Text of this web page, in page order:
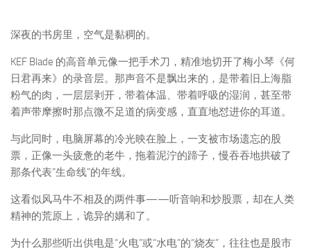
深夜的书房里，空气是黏稠的。
KEF Blade 的高音单元像一把手术刀，精准地切开了梅小琴《何
日君再来》的录音层。那声音不是飘出来的，是带着旧上海脂
粉气的肉，一层层剥开，带着体温、带着呼吸的湿润，甚至带
着声带摩擦时那点微不足道的病变感，直直地怼进你的耳道。
与此同时，电脑屏幕的冷光映在脸上，一支被市场遗忘的股
票，正像一头疲惫的老牛，拖着泥泞的蹄子，慢吞吞地拱破了
那条代表“生命线”的年线。
这看似风马牛不相及的两件事——听音响和炒股票，却在人类
精神的荒原上，诡异的媾和了。
为什么那些听出供电是“火电”或“水电”的“烧友”，往往也是股市